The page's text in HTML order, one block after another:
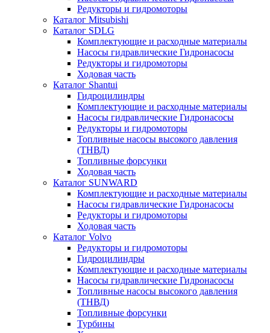
Редукторы и гидромоторы
Каталог Mitsubishi
Каталог SDLG
Комплектующие и расходные материалы
Насосы гидравлические Гидронасосы
Редукторы и гидромоторы
Ходовая часть
Каталог Shantui
Гидроцилиндры
Комплектующие и расходные материалы
Насосы гидравлические Гидронасосы
Редукторы и гидромоторы
Топливные насосы высокого давления
(ТНВД)
Топливные форсунки
Ходовая часть
Каталог SUNWARD
Комплектующие и расходные материалы
Насосы гидравлические Гидронасосы
Редукторы и гидромоторы
Ходовая часть
Каталог Volvo
Редукторы и гидромоторы
Гидроцилиндры
Комплектующие и расходные материалы
Насосы гидравлические Гидронасосы
Топливные насосы высокого давления
(ТНВД)
Топливные форсунки
Турбины